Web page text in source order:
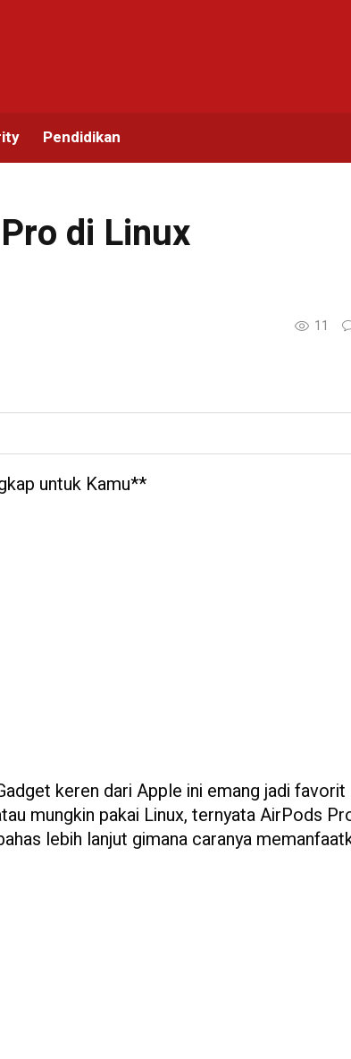
Pendidikan
di Linux
11
untuk Kamu**
keren dari Apple ini emang jadi favorit
mungkin pakai Linux, ternyata AirPods
lebih lanjut gimana caranya